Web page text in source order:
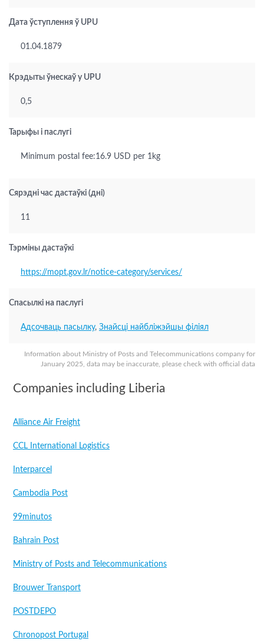
Information about Ministry of Posts and Telecommunications company for
January 2025, data may be inaccurate, please check with official data
Дата ўступлення ў UPU
01.04.1879
Крэдыты ўнескаў у UPU
0,5
Тарыфы і паслугі
Minimum postal fee:16.9 USD per 1kg
Сярэдні час дастаўкі (дні)
11
Тэрміны дастаўкі
https://mopt.gov.lr/notice-category/services/
Спасылкі на паслугі
Адсочваць пасылку, Знайсці найбліжэйшы філіял
Companies including Liberia
Alliance Air Freight
CCL International Logistics
Interparcel
Cambodia Post
99minutos
Bahrain Post
Ministry of Posts and Telecommunications
Brouwer Transport
POSTDEPO
Chronopost Portugal